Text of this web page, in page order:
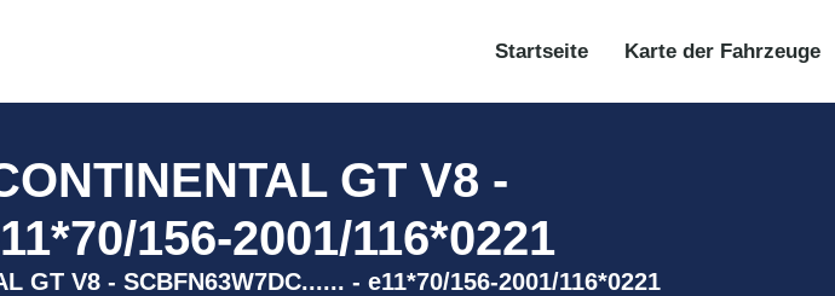
Startseite Karte der Fahrzeuge
GT V8 -
156-2001/116*0221
GT V8 - SCBFN63W7DC...... - e11*70/156-2001/116*0221